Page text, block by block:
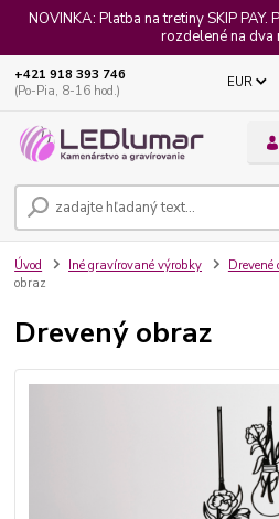
NOVINKA: Platba na tretiny SKIP
rozdelené na dva
EUR
+421 918 393 746
(Po-Pia, 8-16 hod.)
Úvod Iné gravírované výrobky
obraz
Drevený obraz